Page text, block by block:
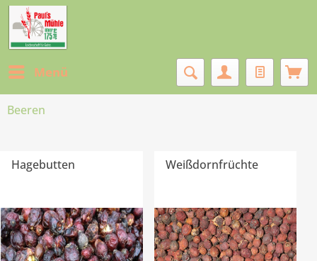
Menü
Beeren
Hagebutten Weißdornfrüchte